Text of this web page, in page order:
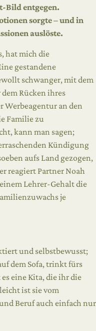
Bild entgegen.
sorgte – und in
auslöste.
hat mich die
gestandene
schwanger, mit dem
Rücken ihres
Werbeagentur an den
Familie zu
kann man sagen;
Kündigung
aufs Land gezogen,
reagiert Partner Noah
Lehrer-Gehalt die
je
und selbstbewusst;
dem Sofa, trinkt fürs
eine Kita, die ihr die
ist sie vom
Beruf auch einfach nur